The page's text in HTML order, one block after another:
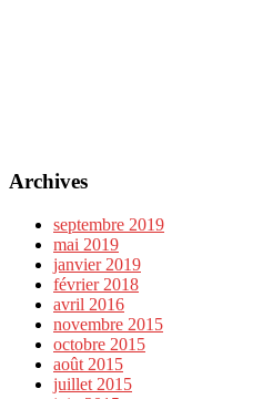
Archives
septembre 2019
mai 2019
janvier 2019
février 2018
avril 2016
novembre 2015
octobre 2015
août 2015
juillet 2015